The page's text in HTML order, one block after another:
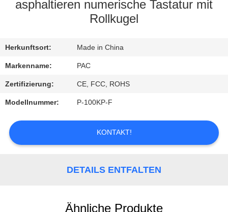
MIT
UNS
IN
VERBINDUNG
FORDERN
SIE
asphaltieren numerische Tastatur mit
Rollkugel
Herkunftsort: Made in China
Markenname: PAC
Zertifizierung: CE, FCC, ROHS
Modellnummer: P-100KP-F
KONTAKT!
DETAILS ENTFALTEN
Ähnliche Produkte